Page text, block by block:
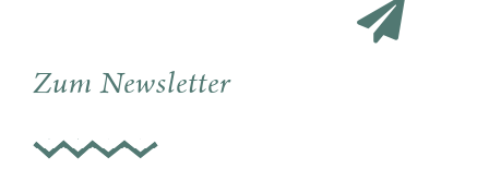
Zum Newsletter